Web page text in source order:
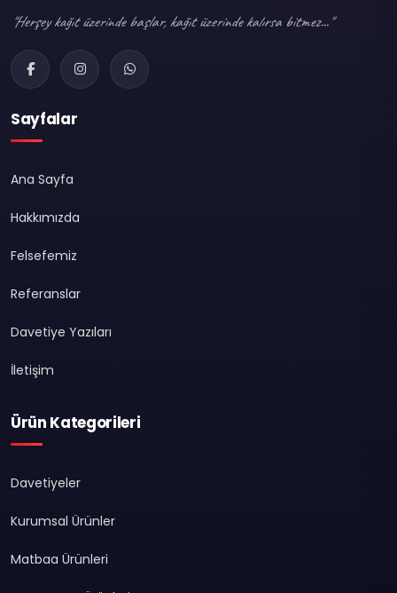
"Herşey kağıt üzerinde başlar, kağıt üzerinde kalırsa bitmez..."
Sayfalar
Ana Sayfa
Hakkımızda
Felsefemiz
Referanslar
Davetiye Yazıları
İletişim
Ürün Kategorileri
Davetiyeler
Kurumsal Ürünler
Matbaa Ürünleri